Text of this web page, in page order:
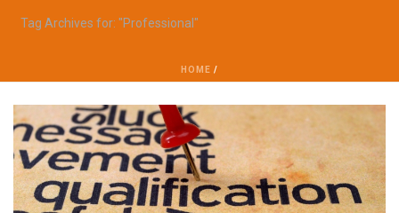
Tag Archives for: "Professional"
HOME /